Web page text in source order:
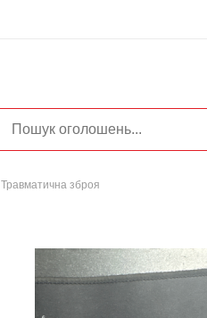
Травматична зброя